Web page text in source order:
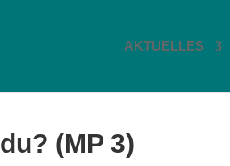
AKTUELLES
(MP 3)